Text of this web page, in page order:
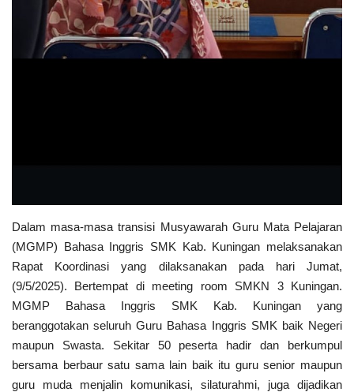
Dalam masa-masa transisi Musyawarah Guru Mata Pelajaran
(MGMP) Bahasa Inggris SMK Kab. Kuningan melaksanakan
Rapat Koordinasi yang dilaksanakan pada hari Jumat,
(9/5/2025). Bertempat di meeting room SMKN 3 Kuningan.
MGMP Bahasa Inggris SMK Kab. Kuningan yang
beranggotakan seluruh Guru Bahasa Inggris SMK baik Negeri
maupun Swasta. Sekitar 50 peserta hadir dan berkumpul
bersama berbaur satu sama lain baik itu guru senior maupun
guru muda menjalin komunikasi, silaturahmi, juga dijadikan